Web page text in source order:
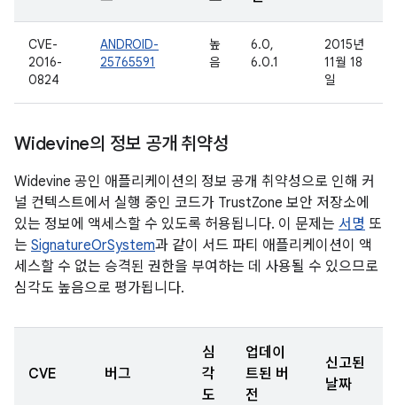
CVE-
2016-
0824
ANDROID-
25765591
높
음
6.0,
6.0.1
2015년
11월 18
일
Widevine의 정보 공개 취약성
Widevine 공인 애플리케이션의 정보 공개 취약성으로 인해 커
널 컨텍스트에서 실행 중인 코드가 TrustZone 보안 저장소에
있는 정보에 액세스할 수 있도록 허용됩니다. 이 문제는 서명 또
는 SignatureOrSystem과 같이 서드 파티 애플리케이션이 액
세스할 수 없는 승격된 권한을 부여하는 데 사용될 수 있으므로
심각도 높음으로 평가됩니다.
CVE 버그
심
각
도
업데이
트된 버
전
신고된
날짜